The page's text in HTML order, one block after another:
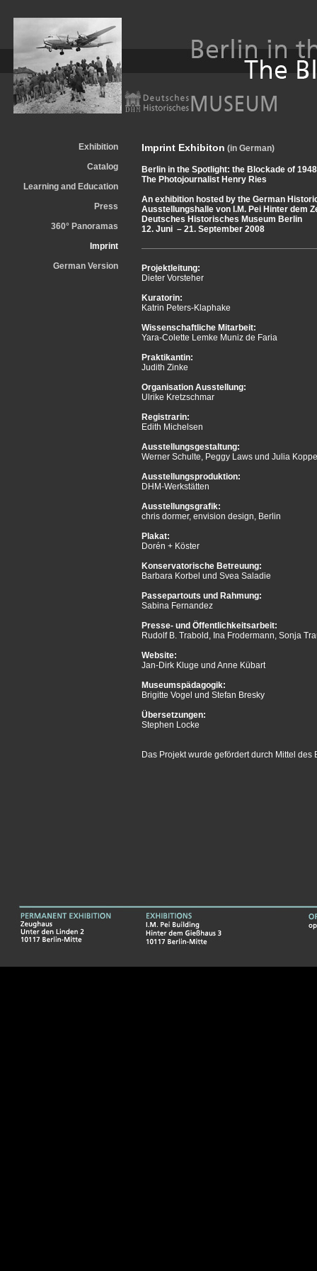
Exhibition
Catalog
Learning and Education
Press
360° Panoramas
Imprint
German Version
Imprint Exhibiton (in German)
Berlin in the Spotlight: the Blockade of
The Photojournalist Henry Ries
An exhibition hosted by the German
Ausstellungshalle von I.M. Pei Hinter dem
Deutsches Historisches Museum Berlin
12. Juni – 21. September 2008
Projektleitung:
Dieter Vorsteher
Kuratorin:
Katrin Peters-Klaphake
Wissenschaftliche Mitarbeit:
Yara-Colette Lemke Muniz de Faria
Praktikantin:
Judith Zinke
Organisation Ausstellung:
Ulrike Kretzschmar
Registrarin:
Edith Michelsen
Ausstellungsgestaltung:
Werner Schulte, Peggy Laws und Julia
Ausstellungsproduktion:
DHM-Werkstätten
Ausstellungsgrafik:
chris dormer, envision design, Berlin
Plakat:
Dorén + Köster
Konservatorische Betreuung:
Barbara Korbel und Svea Saladie
Passepartouts und Rahmung:
Sabina Fernandez
Presse- und Öffentlichkeitsarbeit:
Rudolf B. Trabold, Ina Frodermann, Sonja
Website:
Jan-Dirk Kluge und Anne Kübart
Museumspädagogik:
Brigitte Vogel und Stefan Bresky
Übersetzungen:
Stephen Locke
Das Projekt wurde gefördert durch Mittel